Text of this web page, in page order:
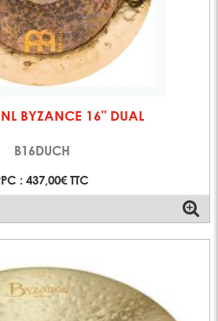
BYZANCE 16" DUAL
B16DUCH
: 437,00€ TTC